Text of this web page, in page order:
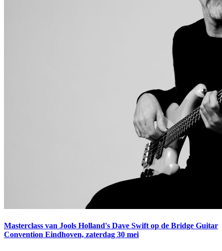
Masterclass van Jools Holland's Dave Swift op de Bridge Guitar
Convention Eindhoven, zaterdag 30 mei